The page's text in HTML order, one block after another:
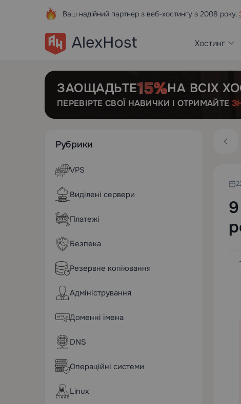
Ваш надійний партнер з веб-хостингу з 2008 року.
Хостинг
ЗАОЩАДЬТЕ НА ВСІХ
ПЕРЕВІРТЕ СВОЇ НАВИЧКИ І ОТРИМАЙТЕ
Рубрики
VPS
Виділені сервери
Платежі
Безпека
Резервне копіювання
Адміністрування
Доменні імена
DNS
Операційні системи
Linux